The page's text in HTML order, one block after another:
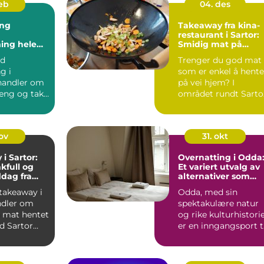
hele
i
om
og tak
til den...
04. des
Takeaway fra kina-
restaurant i Sartor:
Smidig mat på
Trenger du god mat
som er enkel å hente
på vei hjem? I
området rundt
i Sartor:
og
fra
i
om
mat hentet
Sartor
31. okt
Overnatting i Odda:
Et variert utvalg av
alternativer som
reisende
Odda, med sin
spektakulære natur
og rike
er en inngangsport